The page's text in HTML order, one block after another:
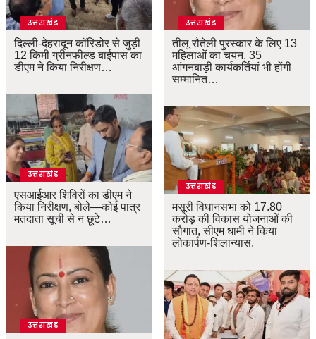
उत्तराखंड
दिल्ली-देहरादून कॉरिडोर से जुड़ी
12 किमी ग्रीनफील्ड बाईपास का
डीएम ने किया निरीक्षण…
उत्तराखंड
एसआईआर शिविरों का डीएम ने
किया निरीक्षण, बोले—कोई पात्र
मतदाता सूची से न छूटे…
उत्तराखंड
उत्तराखंड
तीलू रौतेली पुरस्कार के लिए 13
महिलाओं का चयन, 35
आंगनबाड़ी कार्यकर्तियां भी होंगी
सम्मानित…
उत्तराखंड
मसूरी विधानसभा को 17.80
करोड़ की विकास योजनाओं की
सौगात, सीएम धामी ने किया
लोकार्पण-शिलान्यास.